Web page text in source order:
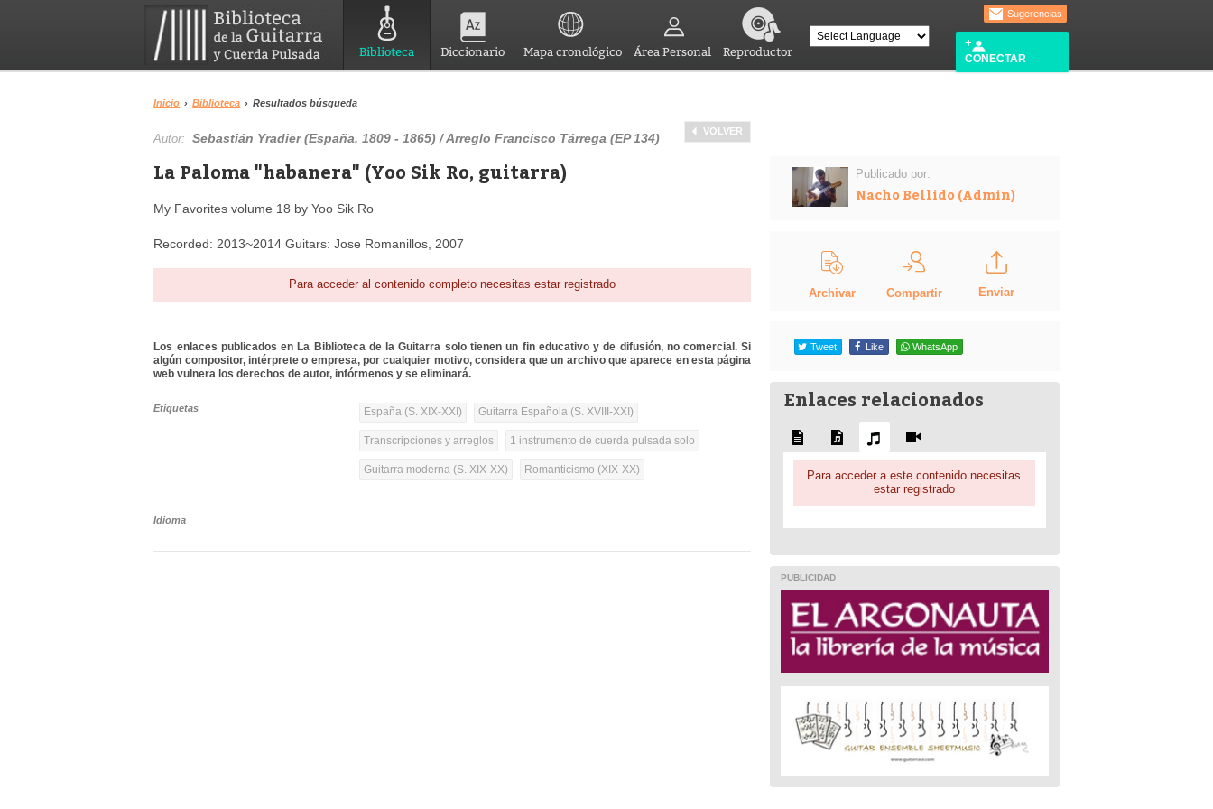
Biblioteca Diccionario Mapa cronológico Área Personal Reproductor
Sugerencias
CONECTAR
Inicio › Biblioteca › Resultados búsqueda
VOLVER
Autor:Sebastián Yradier (España, 1809 - 1865) / Arreglo Francisco Tárrega (EP 134)
La Paloma "habanera" (Yoo Sik Ro, guitarra)
My Favorites volume 18 by Yoo Sik Ro
Recorded: 2013~2014 Guitars: Jose Romanillos, 2007
Para acceder al contenido completo necesitas estar registrado
Los enlaces publicados en La Biblioteca de la Guitarra solo tienen un fin educativo y de difusión, no comercial. Si
algún compositor, intérprete o empresa, por cualquier motivo, considera que un archivo que aparece en esta página
web vulnera los derechos de autor, infórmenos y se eliminará.
Etiquetas España (S. XIX-XXI) Guitarra Española (S. XVIII-XXI)
Transcripciones y arreglos 1 instrumento de cuerda pulsada solo
Guitarra moderna (S. XIX-XX) Romanticismo (XIX-XX)
Idioma
Publicado por:
Nacho Bellido (Admin)
Archivar Compartir Enviar
Tweet Like WhatsApp
Enlaces relacionados
Para acceder a este contenido necesitas
estar registrado
PUBLICIDAD